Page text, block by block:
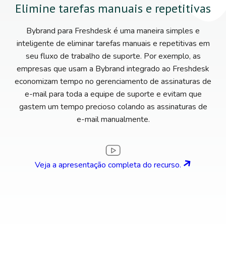
Elimine tarefas manuais e repetitivas
Bybrand para Freshdesk é uma maneira simples e
inteligente de eliminar tarefas manuais e repetitivas em
seu fluxo de trabalho de suporte. Por exemplo, as
empresas que usam a Bybrand integrado ao Freshdesk
economizam tempo no gerenciamento de assinaturas de
e-mail para toda a equipe de suporte e evitam que
gastem um tempo precioso colando as assinaturas de
e-mail manualmente.
Veja a apresentação completa do recurso.